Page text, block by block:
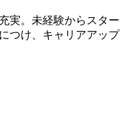
実。未経験からスター
つけ、キャリアアップ